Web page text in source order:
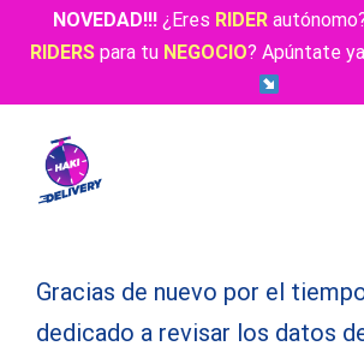
NOVEDAD!!!¿Eres RIDER
RIDERS para tu NEGOCIO? Apúntate
Gracias de nuevo por el
dedicado a revisar los datos